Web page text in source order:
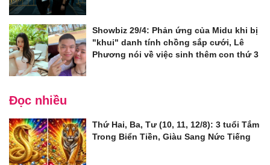
Showbiz 29/4: Phản ứng của Midu khi bị
"khui" danh tính chồng sắp cưới, Lê
Phương nói về việc sinh thêm con thứ 3
Đọc nhiều
Thứ Hai, Ba, Tư (10, 11, 12/8): 3 tuổi Tắm
Trong Biển Tiền, Giàu Sang Nức Tiếng